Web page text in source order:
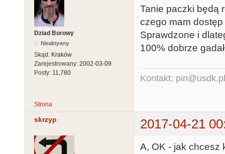
Dziad Borowy
Nieaktywny
Skąd: Kraków
Zarejestrowany: 2002-03-09
Posty: 11,780
Tanie paczki będą
czego mam
Sprawdzone i
100% dobrze
Kontakt: pin@usdk.pl
Strona
skrzyp 2017-04-21
A, OK - jak chcesz